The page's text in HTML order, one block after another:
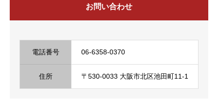
お問い合わせ
電話番号 06-6358-0370
住所 〒530-0033 大阪市北区池田町11-1